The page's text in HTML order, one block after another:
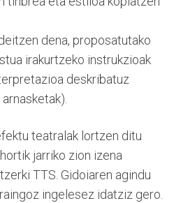
dena, proposatutako
irakurtzeko instrukzioak
deskribatuz
teatralak lortzen ditu
jarriko zion izena
TTS. Gidoiaren agindu
ingelesez idatziz gero.